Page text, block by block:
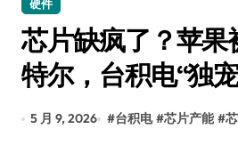
硬件
芯片缺疯了？苹果
特尔，台积电“独
5 月 9, 2026 #台积电 #芯片产能 #